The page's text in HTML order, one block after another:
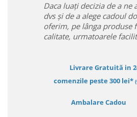
Daca luați decizia de a ne
dvs și de a alege cadoul
oferim, pe lânga produse
calitate, urmatoarele
Livrare Gratuită in
comenzile peste 300 lei*
Ambalare Cadou